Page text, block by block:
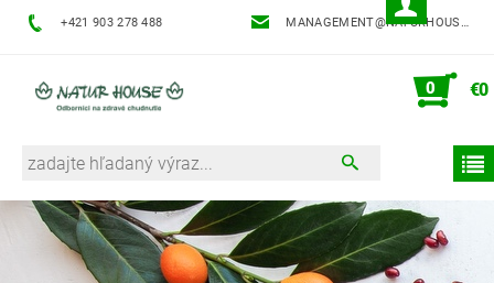
+421 903 278 488 MANAGEMENT@NATURHOUSE.SK
0 €0